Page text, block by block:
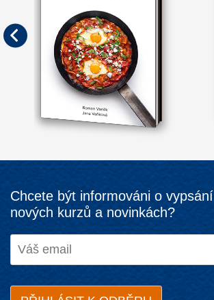
Chcete být informováni o vypsání
nových kurzů a novinkách?